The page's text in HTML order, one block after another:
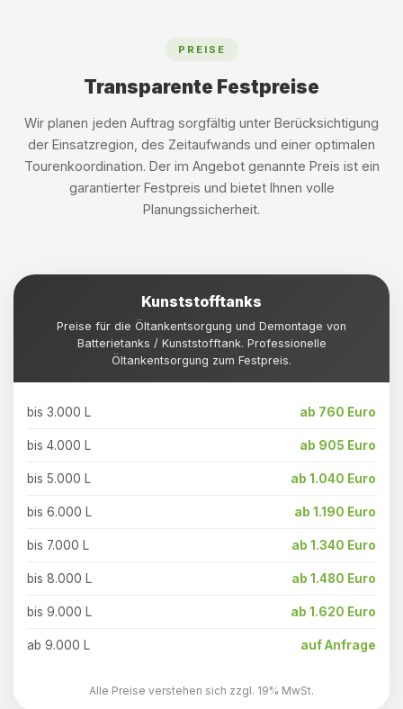
PREISE
Transparente Festpreise
Wir planen jeden Auftrag sorgfältig unter Berücksichtigung
der Einsatzregion, des Zeitaufwands und einer optimalen
Tourenkoordination. Der im Angebot genannte Preis ist ein
garantierter Festpreis und bietet Ihnen volle
Planungssicherheit.
Kunststofftanks
Preise für die Öltankentsorgung und Demontage von
Batterietanks / Kunststofftank. Professionelle
Öltankentsorgung zum Festpreis.
bis 3.000 L ab 760 Euro
bis 4.000 L ab 905 Euro
bis 5.000 L ab 1.040 Euro
bis 6.000 L ab 1.190 Euro
bis 7.000 L ab 1.340 Euro
bis 8.000 L ab 1.480 Euro
bis 9.000 L ab 1.620 Euro
ab 9.000 L auf Anfrage
Alle Preise verstehen sich zzgl. 19% MwSt.